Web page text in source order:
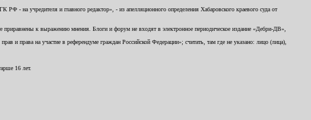
- на учредителя и главного редактор», - из апелляционного определения Хабаровского краевого суда от
приравнены к выражению мнения. Блоги и форум не входят в электронное периодическое издание «Дебри-ДВ»,
и права на участие в референдуме граждан Российской Федерации»; считать, там где не указано: лицо (лица),
16 лет.